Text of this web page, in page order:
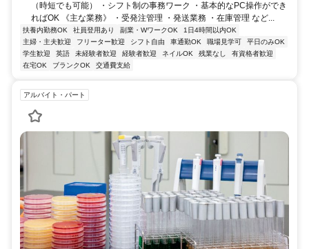
（時短でも可能） ・シフト制の事務ワーク ・基本的なPC操作ができ
ればOK 《主な業務》 ・受発注管理 ・発送業務 ・在庫管理 など...
扶養内勤務OK 社員登用あり 副業・WワークOK
1日4時間以内OK
主婦・主夫歓迎
フリーター歓迎 シフト自由 車通勤OK 職場見学可
平日のみOK
学生歓迎
英語 未経験者歓迎 経験者歓迎 ネイルOK 残業なし
有資格者歓迎
在宅OK
ブランクOK 交通費支給
アルバイト・パート